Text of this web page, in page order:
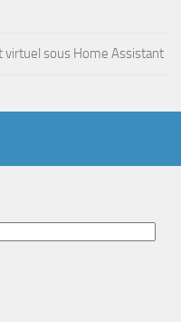
virtuel sous Home Assistant